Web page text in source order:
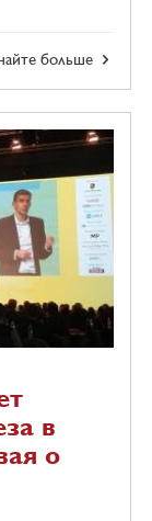
больше
в
о